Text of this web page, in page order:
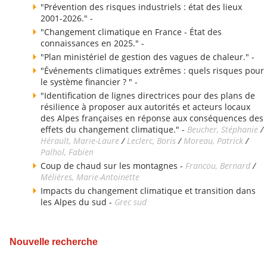
"Prévention des risques industriels : état des lieux
2001-2026." -
"Changement climatique en France - État des
connaissances en 2025." -
"Plan ministériel de gestion des vagues de chaleur." -
"Événements climatiques extrêmes : quels risques pour
le système financier ? " -
"Identification de lignes directrices pour des plans de
résilience à proposer aux autorités et acteurs locaux
des Alpes françaises en réponse aux conséquences des
effets du changement climatique." - Beucher, Stéphanie/
Hérault, Marie-Laure/ Leclerc, Boris/Moreau, Patrick/
Palhol, Fabien
Coup de chaud sur les montagnes - Francou, Bernard/
Mélières, Marie-Antoinette
Impacts du changement climatique et transition dans
les Alpes du sud - Grec sud
Nouvelle recherche